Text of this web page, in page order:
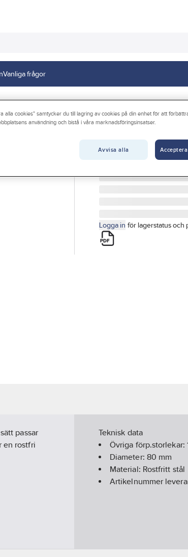
Vanliga frågor
Silkorg universal
SILKORG FÖR DISKHO
Logga in för lagerstatus och
passar
en rostfri
Teknisk data
Övriga förp.storlekar:
Diameter: 80 mm
Material: Rostfritt stål
Artikelnummer
alla cookies" samtycker du till lagring av cookies på din enhet för att
användning och bistå i våra marknadsföringsinsatser.
Avvisa alla